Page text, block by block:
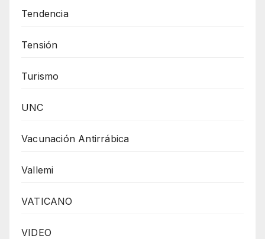
Tendencia
Tensión
Turismo
UNC
Vacunación Antirrábica
Vallemi
VATICANO
VIDEO